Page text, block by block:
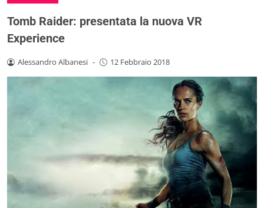
Tomb Raider: presentata la nuova VR
Experience
Alessandro Albanesi - 12 Febbraio 2018